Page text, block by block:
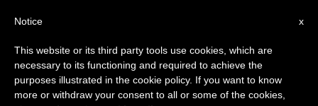
×
Aviso importante
Del 27 de julio al 7 de agosto haremos la pausa
anual, aprovechando que en el periodo de verano
x
Notice
This website or its third party tools use cookies, which are
necessary to its functioning and required to achieve the
purposes illustrated in the cookie policy. If you want to know
more or withdraw your consent to all or some of the cookies,